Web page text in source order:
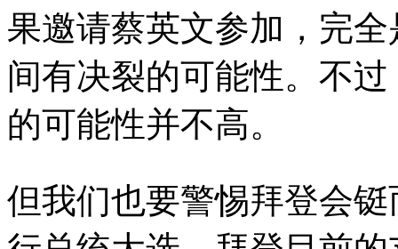
果邀请蔡英文参加，完
间有决裂的可能性。不
的可能性并不高。
但我们也要警惕拜登会